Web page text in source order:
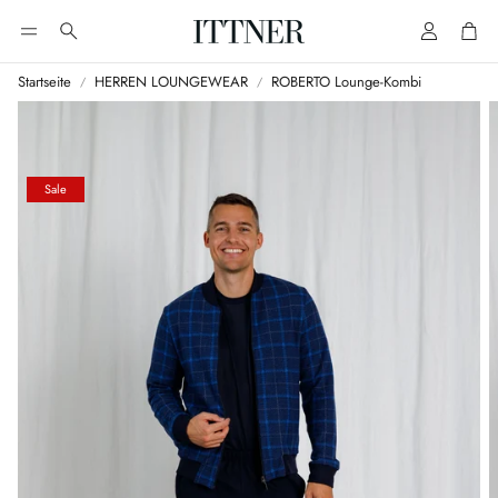
Suche AccountCart
Startseite HERREN LOUNGEWEAR ROBERTO Lounge-Kombi
Sale